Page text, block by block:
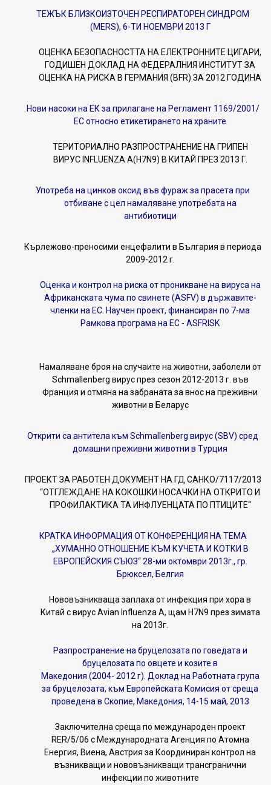
ТЕЖЪК БЛИЗКОИЗТОЧЕН РЕСПИРАТОРЕН СИНДРОМ
(MERS), 6-ТИ НОЕМВРИ 2013 Г
ОЦЕНКА БЕЗОПАСНОСТТА НА ЕЛЕКТРОННИТЕ ЦИГАРИ,
ГОДИШЕН ДОКЛАД НА ФЕДЕРАЛНИЯ ИНСТИТУТ ЗА
ОЦЕНКА НА РИСКА В ГЕРМАНИЯ (BFR) ЗА 2012 ГОДИНА
Нови насоки на ЕК за прилагане на Регламент 1169/2001/
ЕС относно етикетирането на храните
ТЕРИТОРИАЛНО РАЗПРОСТРАНЕНИЕ НА ГРИПЕН
ВИРУС INFLUENZA A(H7N9) В КИТАЙ ПРЕЗ 2013 Г.
Употреба на цинков оксид във фураж за прасета при
отбиване с цел намаляване употребата на
антибиотици
Кърлежово-преносими енцефалити в България в периода
2009-2012 г.
Оценка и контрол на риска от проникване на вируса на
Африканската чума по свинете (ASFV) в държавите-
членки на ЕС. Научен проект, финансиран по 7-ма
Рамкова програма на ЕС - ASFRISK
Намаляване броя на случаите на животни, заболели от
Schmallenberg вирус през сезон 2012-2013 г. във
Франция и отмяна на забраната за внос на преживни
животни в Беларус
Открити са антитела към Schmallenberg вирус (SBV) сред
домашни преживни животни в Турция
ПРОЕКТ ЗА РАБОТЕН ДОКУМЕНТ НА ГД САНКО/7117/2013
“ОТГЛЕЖДАНЕ НА КОКОШКИ НОСАЧКИ НА ОТКРИТО И
ПРОФИЛАКТИКА ТА ИНФЛУЕНЦАТА ПО ПТИЦИТЕ“
КРАТКА ИНФОРМАЦИЯ ОТ КОНФЕРЕНЦИЯ НА ТЕМА
„ХУМАННО ОТНОШЕНИЕ КЪМ КУЧЕТА И КОТКИ В
ЕВРОПЕЙСКИЯ СЪЮЗ“ 28-ми октомври 2013г., гр.
Брюксел, Белгия
Нововъзникваща заплаха от инфекция при хора в
Китай с вирус Avian Influenzа A, щам H7N9 през зимата
на 2013г.
Разпространение на бруцелозата по говедата и
бруцелозата по овцете и козите в
Македония (2004- 2012 г). Доклад на Работната група
за бруцелозата, към Европейската Комисия от среща
проведена в Скопие, Македония, 14-15 май, 2013
Заключителна среща по международен проект
RER/5/06 с Международната Агенция по Атомна
Енергия, Виена, Австрия за Координиран контрол на
възникващи и нововъзникващи трансгранични
инфекции по животните